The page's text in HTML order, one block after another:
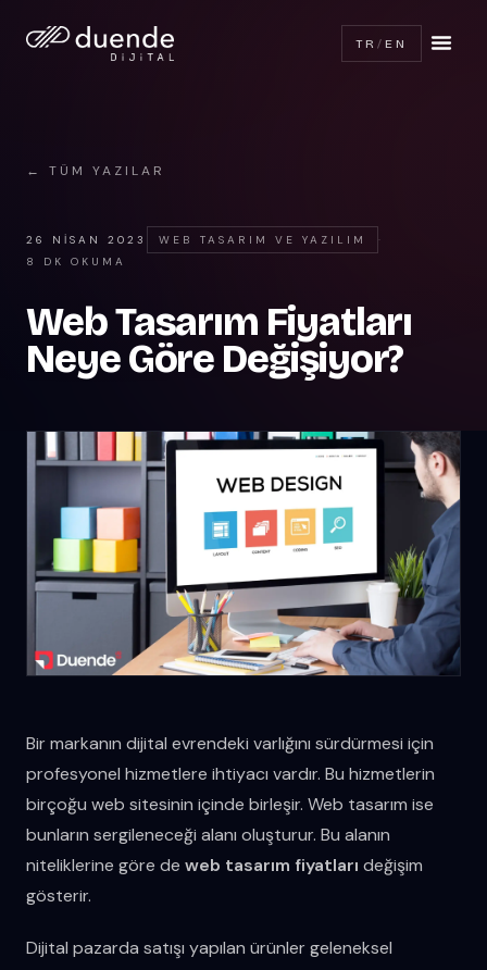
TR / EN
← TÜM YAZILAR
26 NISAN 2023 WEB TASARIM VE YAZILIM
·
8 DK OKUMA
Web Tasarım Fiyatları
Neye Göre Değişiyor?
Bir markanın dijital evrendeki varlığını sürdürmesi için
profesyonel hizmetlere ihtiyacı vardır. Bu hizmetlerin
birçoğu web sitesinin içinde birleşir. Web tasarım ise
bunların sergileneceği alanı oluşturur. Bu alanın
niteliklerine göre de web tasarım fiyatları değişim
gösterir.
Dijital pazarda satışı yapılan ürünler geleneksel